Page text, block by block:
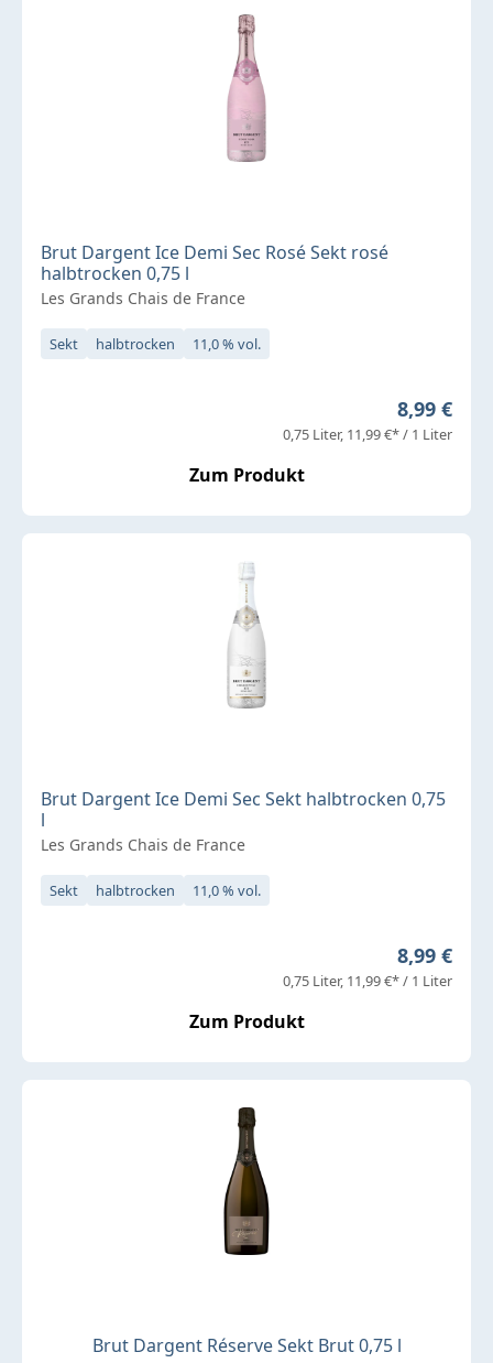
Brut Dargent Ice Demi Sec Rosé Sekt rosé
halbtrocken 0,75 l
Les Grands Chais de France
Sekt halbtrocken 11,0 % vol.
Regulärer
8,99 €
0,75 Liter 11,99 €* / 1 Liter
Zum Produkt
Brut Dargent Ice Demi Sec Sekt halbtrocken 0,75
l
Les Grands Chais de France
Sekt halbtrocken 11,0 % vol.
Regulärer
8,99 €
0,75 Liter 11,99 €* / 1 Liter
Zum Produkt
Brut Dargent Réserve Sekt Brut 0,75 l